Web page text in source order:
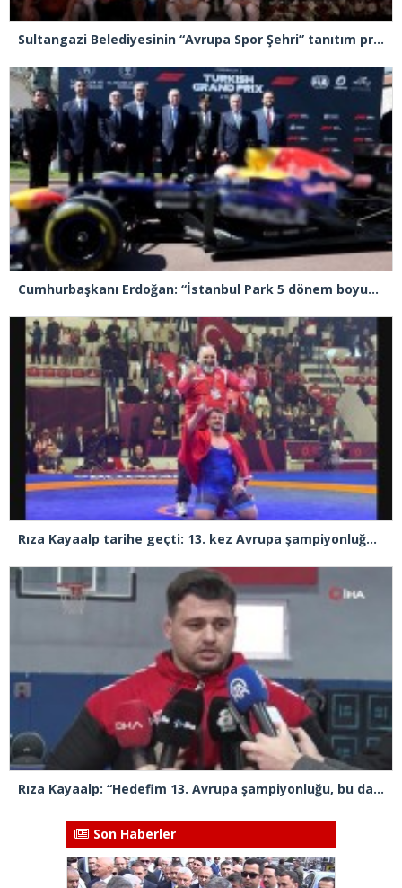
Sultangazi Belediyesinin “Avrupa Spor Şehri” tanıtım programı gerçekleşti
Cumhurbaşkanı Erdoğan: “İstanbul Park 5 dönem boyunca yarışlara ev sahipliği yapacak”
Rıza Kayaalp tarihe geçti: 13. kez Avrupa şampiyonluğuna ulaştı
Rıza Kayaalp: “Hedefim 13. Avrupa şampiyonluğu, bu da benim için rekor olacak”
Son Haberler